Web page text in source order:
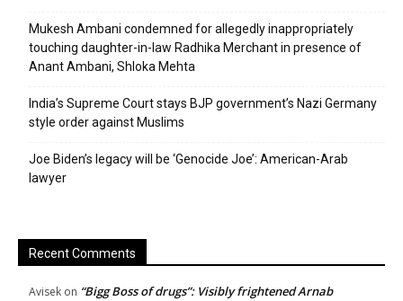
Mukesh Ambani condemned for allegedly inappropriately
touching daughter-in-law Radhika Merchant in presence of
Anant Ambani, Shloka Mehta
India’s Supreme Court stays BJP government’s Nazi Germany
style order against Muslims
Joe Biden’s legacy will be ‘Genocide Joe’: American-Arab
lawyer
Recent Comments
Avisek on “Bigg Boss of drugs”: Visibly frightened Arnab